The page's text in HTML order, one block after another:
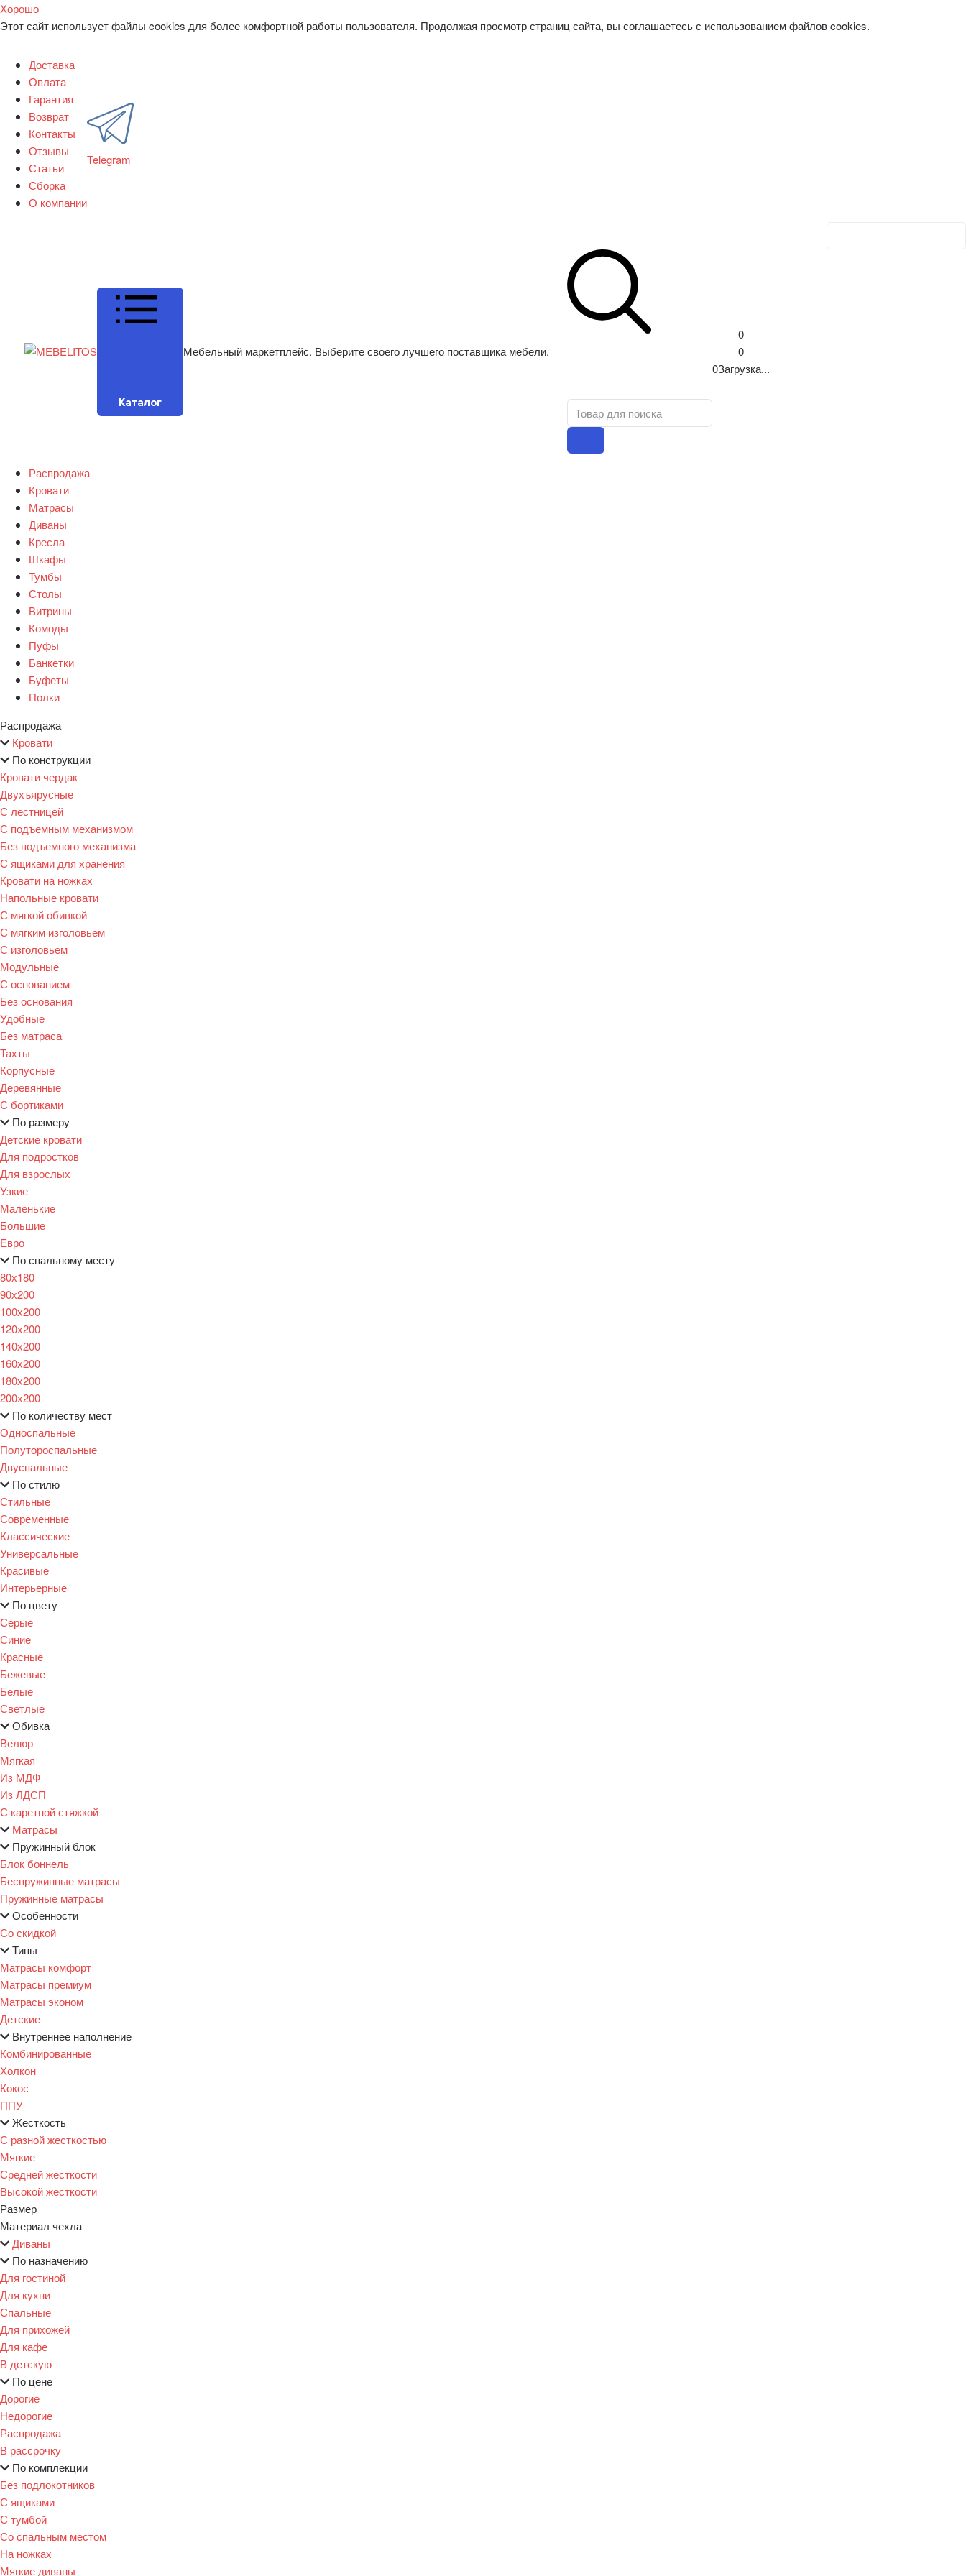
Хорошо
Этот сайт использует файлы cookies для более комфортной работы пользователя. Продолжая просмотр страниц сайта, вы соглашаетесь с использованием файлов cookies.
Доставка
Оплата
Гарантия
Возврат
Контакты
Отзывы
Статьи
Сборка
О компании
Telegram
Каталог
Мебельный маркетплейс. Выберите своего лучшего поставщика мебели.
0
0
0Загрузка...
Распродажа
Кровати
Матрасы
Диваны
Кресла
Шкафы
Тумбы
Столы
Витрины
Комоды
Пуфы
Банкетки
Буфеты
Полки
Распродажа
Кровати
По конструкции
Кровати чердак
Двухъярусные
С лестницей
С подъемным механизмом
Без подъемного механизма
С ящиками для хранения
Кровати на ножках
Напольные кровати
С мягкой обивкой
С мягким изголовьем
С изголовьем
Модульные
С основанием
Без основания
Удобные
Без матраса
Тахты
Корпусные
Деревянные
С бортиками
По размеру
Детские кровати
Для подростков
Для взрослых
Узкие
Маленькие
Большие
Евро
По спальному месту
80х180
90х200
100х200
120x200
140х200
160х200
180х200
200х200
По количеству мест
Односпальные
Полутороспальные
Двуспальные
По стилю
Стильные
Современные
Классические
Универсальные
Красивые
Интерьерные
По цвету
Серые
Синие
Красные
Бежевые
Белые
Светлые
Обивка
Велюр
Мягкая
Из МДФ
Из ЛДСП
С каретной стяжкой
Матрасы
Пружинный блок
Блок боннель
Беспружинные матрасы
Пружинные матрасы
Особенности
Со скидкой
Типы
Матрасы комфорт
Матрасы премиум
Матрасы эконом
Детские
Внутреннее наполнение
Комбинированные
Холкон
Кокос
ППУ
Жесткость
С разной жесткостью
Мягкие
Средней жесткости
Высокой жесткости
Размер
Материал чехла
Диваны
По назначению
Для гостиной
Для кухни
Спальные
Для прихожей
Для кафе
В детскую
По цене
Дорогие
Недорогие
Распродажа
В рассрочку
По комплекции
Без подлокотников
С ящиками
С тумбой
Со спальным местом
На ножках
Мягкие диваны